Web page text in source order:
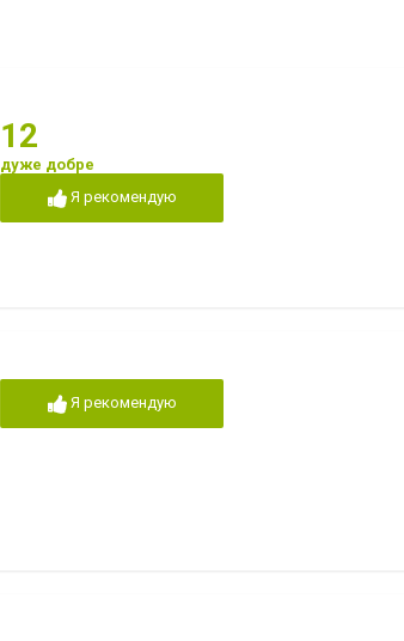
12
дуже добре
Я рекомендую
Я рекомендую